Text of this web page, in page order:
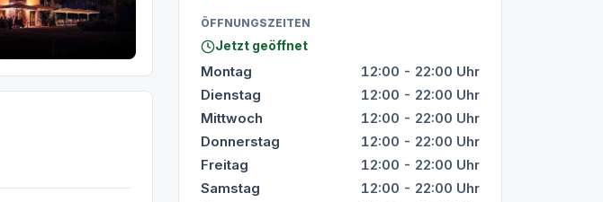
ÖFFNUNGSZEITEN
Jetzt geöffnet
Montag
12:00 - 22:00 Uhr
Dienstag
12:00 - 22:00 Uhr
Mittwoch
12:00 - 22:00 Uhr
Donnerstag
12:00 - 22:00 Uhr
Freitag
12:00 - 22:00 Uhr
Samstag
12:00 - 22:00 Uhr